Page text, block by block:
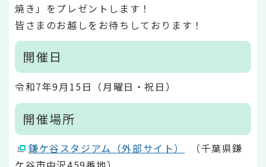
焼き」をプレゼントします！
皆さまのお越しをお待ちしております！
開催日
令和7年9月15日（月曜日・祝日）
開催場所
鎌ケ谷スタジアム（外部サイト）
（千葉県鎌